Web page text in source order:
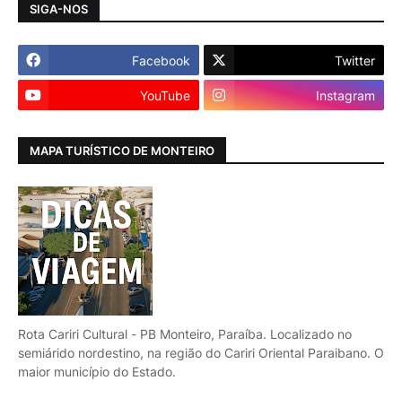
SIGA-NOS
Facebook Twitter
YouTube Instagram
MAPA TURÍSTICO DE MONTEIRO
Rota Cariri Cultural - PB Monteiro, Paraíba. Localizado no
semiárido nordestino, na região do Cariri Oriental Paraibano. O
maior município do Estado.